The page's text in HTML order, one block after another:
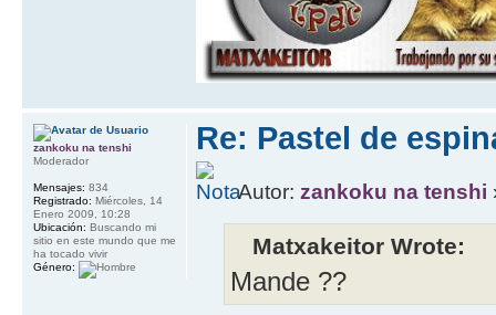
Re: Pastel de
Autor:zankoku na tenshi
Matxakeitor Wrote:
Mande ??
zankoku na tenshi
Moderador
Mensajes: 834
Registrado: Miércoles, 14
Enero 2009, 10:28
Ubicación: Buscando mi
sitio en este mundo que me
ha tocado vivir
Género: